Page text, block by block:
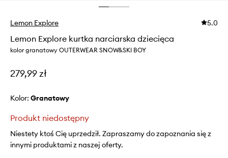
Lemon Explore 5.0
Lemon Explore kurtka narciarska dziecięca
kolor granatowy OUTERWEAR SNOW&SKI BOY
279,99 zł
Kolor: granatowy
Produkt niedostępny
Niestety ktoś Cię uprzedził. Zapraszamy do zapoznania się z
innymi produktami z naszej oferty.